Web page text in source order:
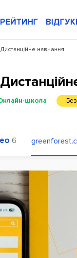
РЕЙТИНГ
навчання
школа
6